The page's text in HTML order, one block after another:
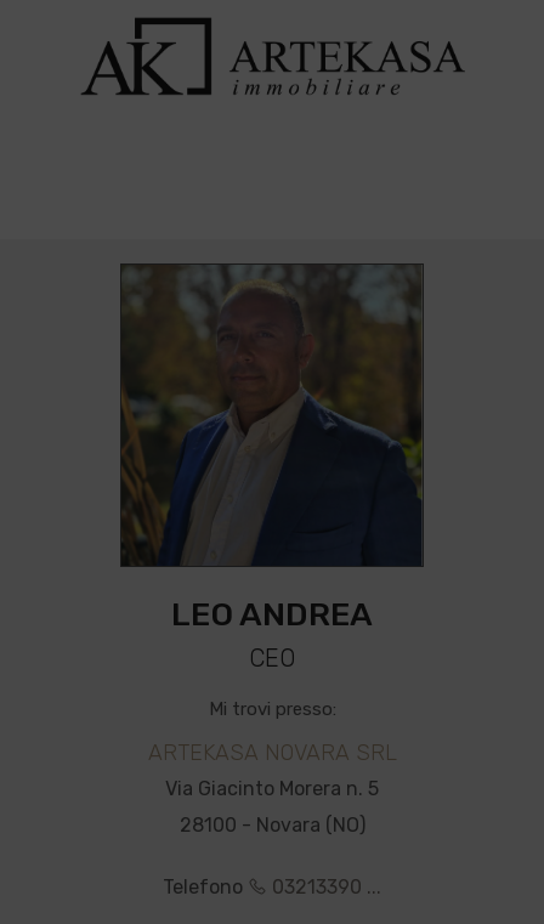
LEO ANDREA
CEO
Mi trovi presso:
ARTEKASA NOVARA SRL
Via Giacinto Morera n. 5
28100 - Novara (NO)
Telefono 03213390 ...